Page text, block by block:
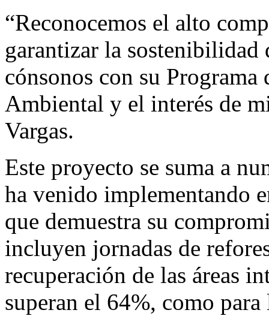
“Reconocemos el alto
garantizar la sostenibilidad
cónsonos con su
Ambiental y el interés de
Vargas.
Este proyecto se suma a
ha venido implementando
que demuestra su
incluyen jornadas de
recuperación de las áreas
superan el 64%, como